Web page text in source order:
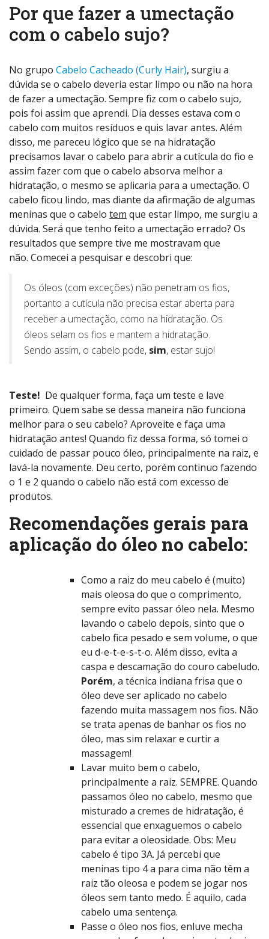
Por que fazer a umectação
com o cabelo sujo?
No grupo Cabelo Cacheado (Curly Hair), surgiu a
dúvida se o cabelo deveria estar limpo ou não na hora
de fazer a umectação. Sempre fiz com o cabelo sujo,
pois foi assim que aprendi. Dia desses estava com o
cabelo com muitos resíduos e quis lavar antes. Além
disso, me pareceu lógico que se na hidratação
precisamos lavar o cabelo para abrir a cutícula do fio e
assim fazer com que o cabelo absorva melhor a
hidratação, o mesmo se aplicaria para a umectação. O
cabelo ficou lindo, mas diante da afirmação de algumas
meninas que o cabelo tem que estar limpo, me surgiu a
dúvida. Será que tenho feito a umectação errado? Os
resultados que sempre tive me mostravam que
não. Comecei a pesquisar e descobri que:
Os óleos (com exceções) não penetram os fios,
portanto a cutícula não precisa estar aberta para
receber a umectação, como na hidratação. Os
óleos selam os fios e mantem a hidratação.
Sendo assim, o cabelo pode, sim, estar sujo!
Teste! De qualquer forma, faça um teste e lave
primeiro. Quem sabe se dessa maneira não funciona
melhor para o seu cabelo? Aproveite e faça uma
hidratação antes! Quando fiz dessa forma, só tomei o
cuidado de passar pouco óleo, principalmente na raiz, e
lavá-la novamente. Deu certo, porém continuo fazendo
o 1 e 2 quando o cabelo não está com excesso de
produtos.
Recomendações gerais para
aplicação do óleo no cabelo:
Como a raiz do meu cabelo é (muito)
mais oleosa do que o comprimento,
sempre evito passar óleo nela. Mesmo
lavando o cabelo depois, sinto que o
cabelo fica pesado e sem volume, o que
eu d-e-t-e-s-t-o. Além disso, evita a
caspa e descamação do couro cabeludo.
Porém, a técnica indiana frisa que o
óleo deve ser aplicado no cabelo
fazendo muita massagem nos fios. Não
se trata apenas de banhar os fios no
óleo, mas sim relaxar e curtir a
massagem!
Lavar muito bem o cabelo,
principalmente a raiz. SEMPRE. Quando
passamos óleo no cabelo, mesmo que
misturado a cremes de hidratação, é
essencial que enxaguemos o cabelo
para evitar a oleosidade. Obs: Meu
cabelo é tipo 3A. Já percebi que
meninas tipo 4 a para cima não têm a
raiz tão oleosa e podem se jogar nos
óleos sem tanto medo. É aquilo, cada
cabelo uma sentença.
Passe o óleo nos fios, enluve mecha